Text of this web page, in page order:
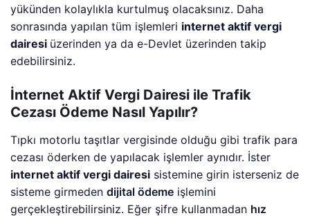
yükünden kolaylıkla kurtulmuş olacaksınız. Daha
sonrasında yapılan tüm işlemleri internet aktif vergi
dairesi üzerinden ya da e-Devlet üzerinden takip
edebilirsiniz.
İnternet Aktif Vergi Dairesi ile Trafik
Cezası Ödeme Nasıl Yapılır?
Tıpkı motorlu taşıtlar vergisinde olduğu gibi trafik para
cezası öderken de yapılacak işlemler aynıdır. İster
internet aktif vergi dairesi sistemine girin isterseniz de
sisteme girmedendijital ödeme işlemini
gerçekleştirebilirsiniz. Eğer şifre kullanmadan hız